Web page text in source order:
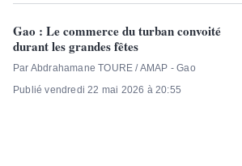
Gao : Le commerce du turban convoité
durant les grandes fêtes
Par Abdrahamane TOURE / AMAP - Gao
Publié vendredi 22 mai 2026 à 20:55